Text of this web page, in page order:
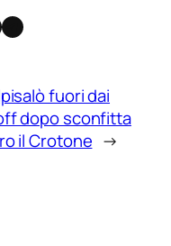
Telegram
fuori dai
dopo sconfitta
il Crotone →